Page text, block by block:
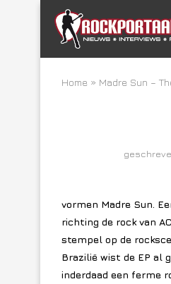
Home » Madre Sun –
vormen Madre Sun.
richting de rock van
stempel op de
Brazilië wist de EP al
inderdaad een ferme